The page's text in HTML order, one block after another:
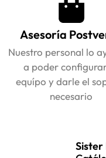
Asesoría
Nuestro personal lo
a poder
equípo y darle el
necesario
Sister